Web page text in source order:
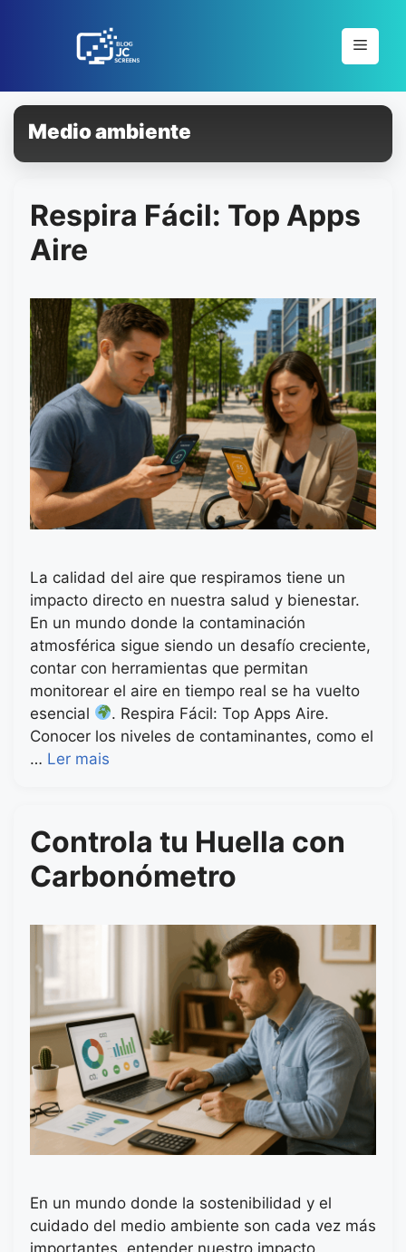
Menu
Medio ambiente
Respira Fácil: Top Apps
Aire
La calidad del aire que respiramos tiene un
impacto directo en nuestra salud y bienestar.
En un mundo donde la contaminación
atmosférica sigue siendo un desafío creciente,
contar con herramientas que permitan
monitorear el aire en tiempo real se ha vuelto
esencial
. Respira Fácil: Top Apps Aire.
Conocer los niveles de contaminantes, como el
… Ler mais
Controla tu Huella con
Carbonómetro
En un mundo donde la sostenibilidad y el
cuidado del medio ambiente son cada vez más